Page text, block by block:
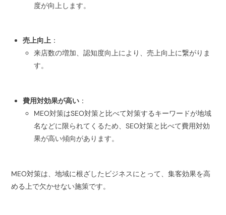
度が向上します。
売上向上：
来店数の増加、認知度向上により、売上向上に繋がりま
す。
費用対効果が高い：
MEO対策はSEO対策と比べて対策するキーワードが地域
名などに限られてくるため、SEO対策と比べて費用対効
果が高い傾向があります。
MEO対策は、地域に根ざしたビジネスにとって、集客効果を高
める上で欠かせない施策です。